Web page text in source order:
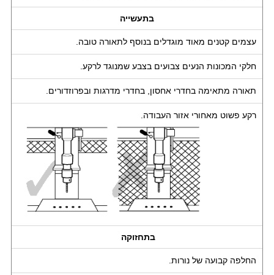
בתעשייה
עצמים קטנים מאוד מוגדלים בנוסף לתאורה טובה.
חלקי המכונות הנעים צבועים בצבע שמנוגד לרקע.
תאורה מתאימה בחדרי אחסון, בחדרי מדרגות ובפרוזדורים.
רקע פשוט מאחורי אזור העבודה.
בתחזוקה
החלפה קבועה של נורות.